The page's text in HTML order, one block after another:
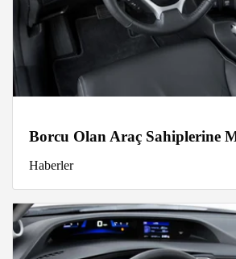
Borcu Olan Araç Sahiplerine
Haberler